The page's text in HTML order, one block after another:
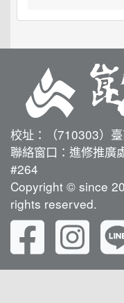
校址：（710303）
聯絡窗口：進修推廣
#264
Copyright © since
rights reserved.